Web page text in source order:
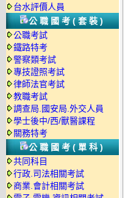
台水評價人員
公職國考(套裝)
公職考試
鐵路特考
警察類考試
專技證照考試
律師法官考試
教職考試
調查局.國安局.外交人員
學士後中/西/獸醫課程
關務特考
公職國考(單科)
共同科目
行政.司法相關考試
商業.會計相關考試